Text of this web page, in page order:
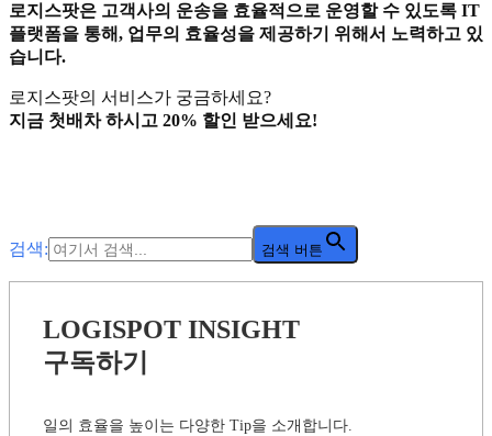
로지스팟은 고객사의 운송을 효율적으로 운영할 수 있도록 IT
플랫폼을 통해, 업무의 효율성을 제공하기 위해서 노력하고 있
습니다.
로지스팟의 서비스가 궁금하세요?
지금 첫배차 하시고 20% 할인 받으세요!
검색: 검색 버튼
LOGISPOT INSIGHT
구독하기
일의 효율을 높이는 다양한 Tip을 소개합니다.